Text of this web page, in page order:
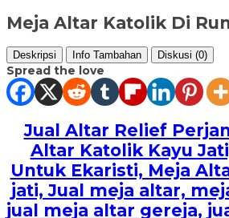
Meja Altar Katolik Di
Deskripsi Info Tambahan Diskusi (0)
Spread the love
Jual Altar Relief
Altar Katolik Kayu
Untuk Ekaristi, Meja
jati, Jual meja altar,
jual meja altar gereja,